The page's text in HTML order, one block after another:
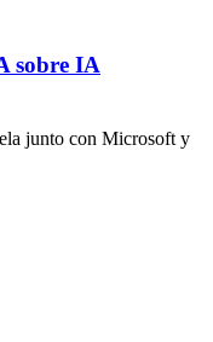
sobre IA
junto con Microsoft y